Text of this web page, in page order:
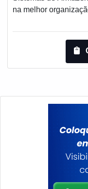
na melhor
por gondolas e porta
profissionais da
Armazenagens o
benefício com
Sistemas de
oferecer aos
alta qualidade onde
modernos softwares
maneiras eficientes
competência,
atuação. A